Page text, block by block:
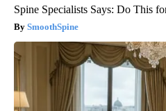
Spine Specialists Says: Do This
SmoothSpine